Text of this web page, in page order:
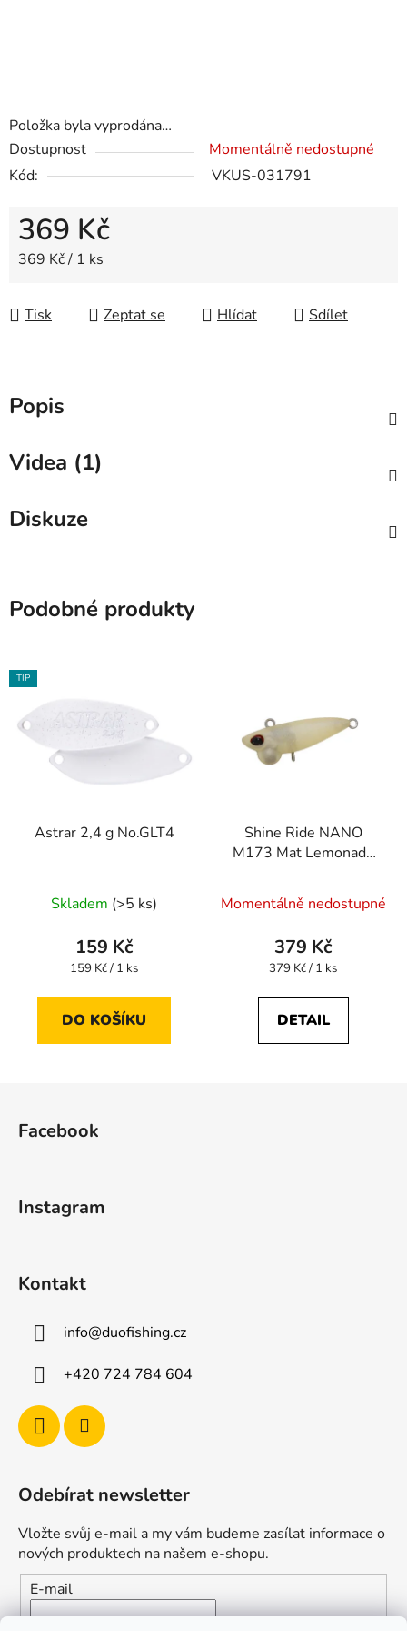
Položka byla vyprodána…
Dostupnost
Momentálně nedostupné
Kód:
VKUS-031791
369 Kč
Měrná cena:
369 Kč / 1 ks
Tisk Zeptat se Hlídat Sdílet
Popis
Videa (1)
Diskuze
Podobné produkty
TIP
Astrar 2,4 g No.GLT4
Skladem (>5 ks)
159 Kč
Měrná
159 Kč / 1 ks
DO KOŠÍKU
Shine Ride NANO
M173 Mat Lemonade
Momentálně nedostupné
379 Kč
Měrná
379 Kč / 1 ks
DETAIL
Facebook
Instagram
Kontakt
info@duofishing.cz
+420 724 784 604
Odebírat newsletter
Vložte svůj e-mail a my vám budeme zasílat informace o
nových produktech na našem e-shopu.
E-mail